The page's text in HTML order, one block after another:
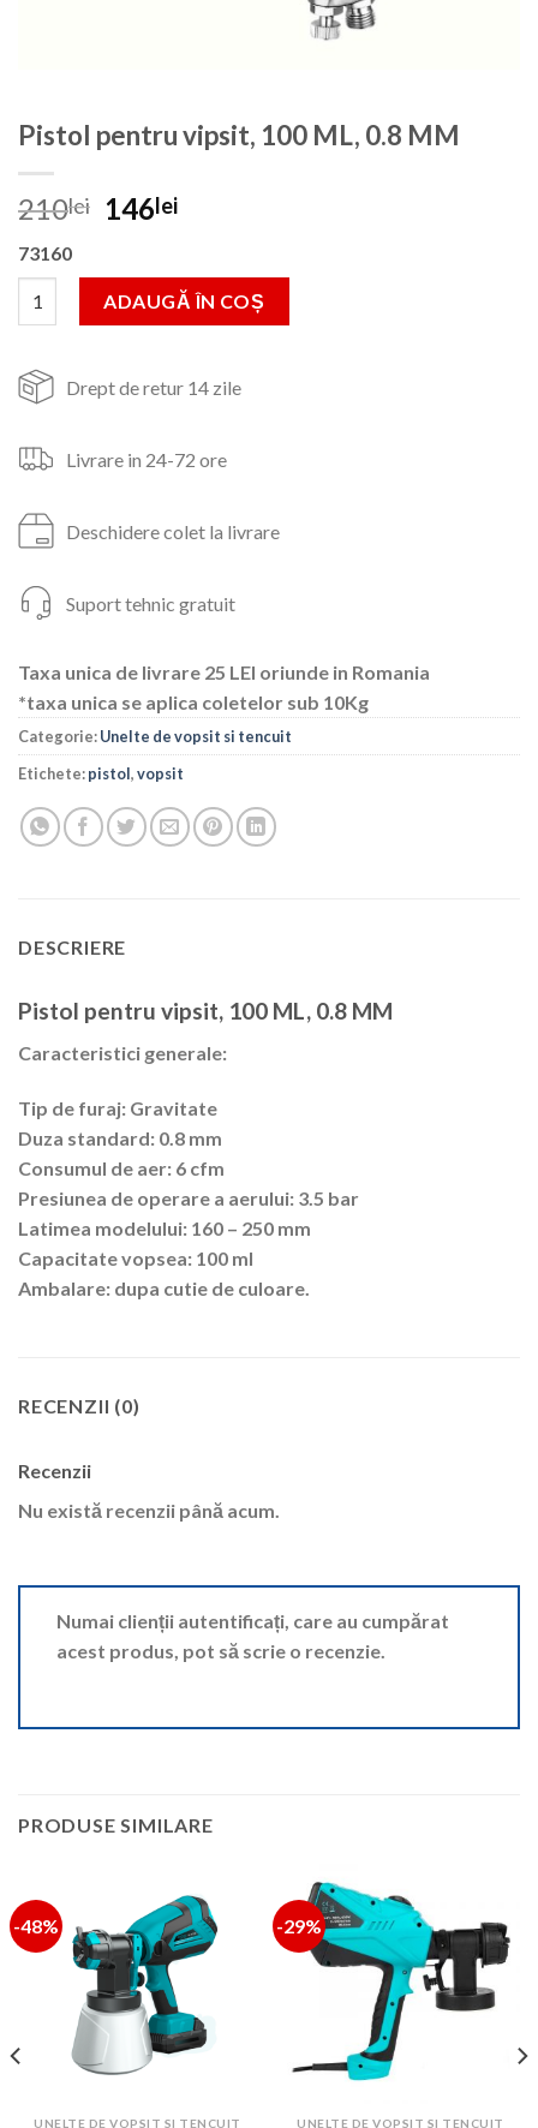
Pistol pentru vipsit, 100 ML, 0.8 MM
210lei
Prețul
fost:
210lei.
146leiPrețul
146lei.
73160
Cantitate Pistol pentru vipsit, 100 ML, 0.8 MM
ADAUGĂ ÎN COȘ
Drept de retur 14 zile
Livrare in 24-72 ore
Deschidere colet la livrare
Suport tehnic gratuit
Taxa unica de livrare 25 LEI oriunde in Romania
*taxa unica se aplica coletelor sub 10Kg
Categorie:Unelte de vopsit si tencuit
Etichete:pistol,vopsit
DESCRIERE
Pistol pentru vipsit, 100 ML, 0.8 MM
Caracteristici generale:
Tip de furaj: Gravitate
Duza standard: 0.8 mm
Consumul de aer: 6 cfm
Presiunea de operare a aerului: 3.5 bar
Latimea modelului: 160 – 250 mm
Capacitate vopsea: 100 ml
Ambalare: dupa cutie de culoare.
RECENZII (0)
Recenzii
Nu există recenzii până acum.
Numai clienții autentificați, care au cumpărat
acest produs, pot să scrie o recenzie.
PRODUSE SIMILARE
-48%
UNELTE DE VOPSIT SI TENCUIT
-29%
UNELTE DE VOPSIT SI TENCUIT